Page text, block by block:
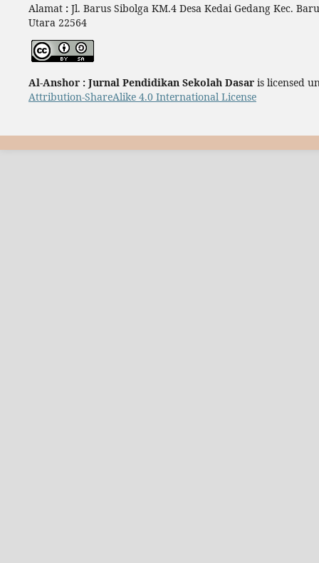
Alamat : Jl. Barus Sibolga KM.4 Desa Kedai Gedang Kec.
Utara 22564
Al-Anshor : Jurnal Pendidikan Sekolah Dasar is licensed
Attribution-ShareAlike 4.0 International License